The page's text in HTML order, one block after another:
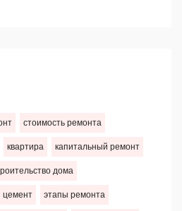
стоимость ремонта
квартира капитальный ремонт
дома
цемент этапы ремонта